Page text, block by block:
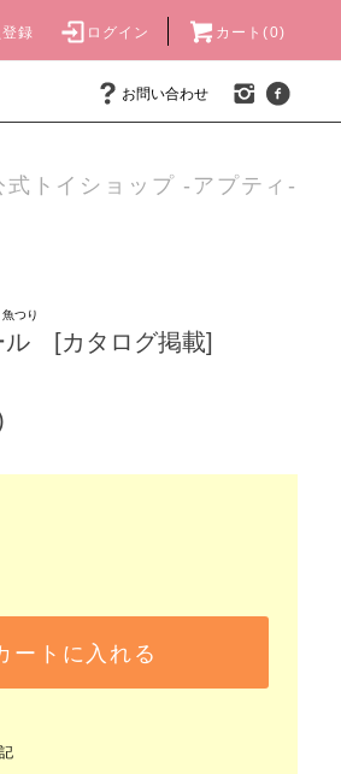
録 ログイン カート(0)
お問い合わせ
トイショップ -アプティ-
つり
ル [カタログ掲載]
ートに入れる